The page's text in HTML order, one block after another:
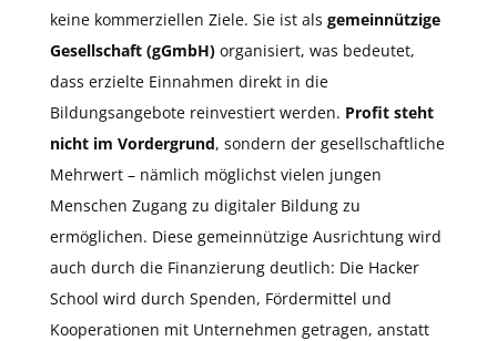
keine kommerziellen Ziele. Sie ist als gemeinnützige
Gesellschaft (gGmbH) organisiert, was bedeutet,
dass erzielte Einnahmen direkt in die
Bildungsangebote reinvestiert werden. Profit steht
nicht im Vordergrund, sondern der gesellschaftliche
Mehrwert – nämlich möglichst vielen jungen
Menschen Zugang zu digitaler Bildung zu
ermöglichen. Diese gemeinnützige Ausrichtung wird
auch durch die Finanzierung deutlich: Die Hacker
School wird durch Spenden, Fördermittel und
Kooperationen mit Unternehmen getragen, anstatt